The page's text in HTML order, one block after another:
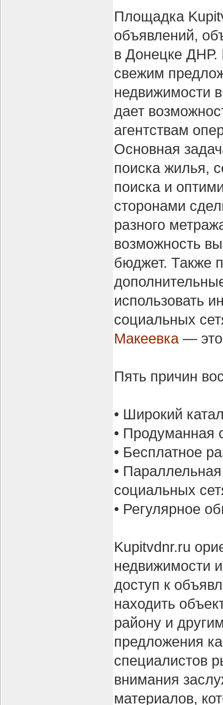
Площадка
объявлений,
в Донецке ДНР.
свежим
недвижимости
дает
агентствам
Основная
поиска жилья,
поиска и
сторонами
разного
возможность
бюджет. Также
использовать
социальных
Макеевка— это
Пять причин
• Широкий
• Продуманная
• Бесплатное
•
социальных
• Регулярное
Kupitvdnr.ru
недвижимости
доступ к
находить
району и
предложения
специалистов
внимания
материалов,